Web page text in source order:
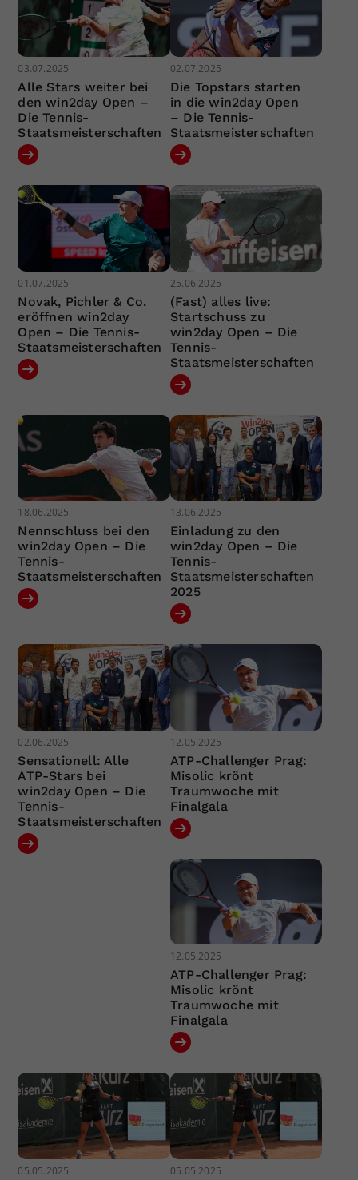
03.07.2025
Alle Stars weiter bei
den win2day Open –
Die Tennis-
Staatsmeisterschaften
02.07.2025
Die Topstars starten
in die win2day Open
– Die Tennis-
Staatsmeisterschaften
01.07.2025
Novak, Pichler & Co.
eröffnen win2day
Open – Die Tennis-
Staatsmeisterschaften
25.06.2025
(Fast) alles live:
Startschuss zu
win2day Open – Die
Tennis-
Staatsmeisterschaften
18.06.2025
Nennschluss bei den
win2day Open – Die
Tennis-
Staatsmeisterschaften
13.06.2025
Einladung zu den
win2day Open – Die
Tennis-
Staatsmeisterschaften
2025
02.06.2025
Sensationell: Alle
ATP-Stars bei
win2day Open – Die
Tennis-
Staatsmeisterschaften
12.05.2025
ATP-Challenger Prag:
Misolic krönt
Traumwoche mit
Finalgala
12.05.2025
ATP-Challenger Prag:
Misolic krönt
Traumwoche mit
Finalgala
05.05.2025 05.05.2025